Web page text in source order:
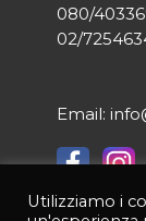
080/
02/
Email:
Utilizziamo i